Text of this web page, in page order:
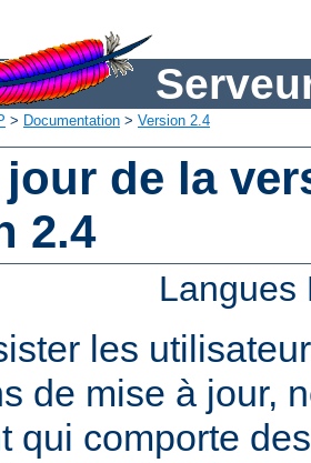
> Documentation > Version 2.4
jour de la
2.4
les
de mise à jour,
qui comporte